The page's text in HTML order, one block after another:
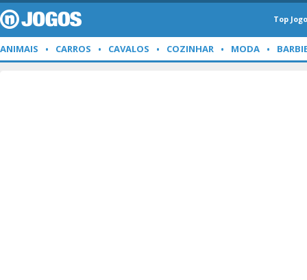
Top
ANIMAIS CARROS CAVALOS COZINHAR MODA